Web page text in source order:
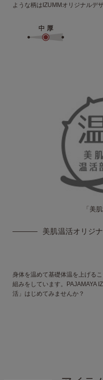
ような柄はIZUMMオリジナルデザ
美肌温活オリジ
「美
身体を温めて基礎体温を上げる
組みをしています。PAJAMAYA
活」はじめてみませんか？